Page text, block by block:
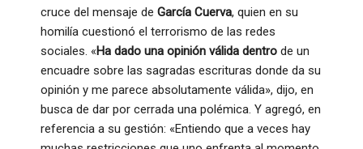
cruce del mensaje de García Cuerva, quien en su
homilía cuestionó el terrorismo de las redes
sociales. «Ha dado una opinión válida dentro de un
encuadre sobre las sagradas escrituras donde da su
opinión y me parece absolutamente válida», dijo, en
busca de dar por cerrada una polémica. Y agregó, en
referencia a su gestión: «Entiendo que a veces hay